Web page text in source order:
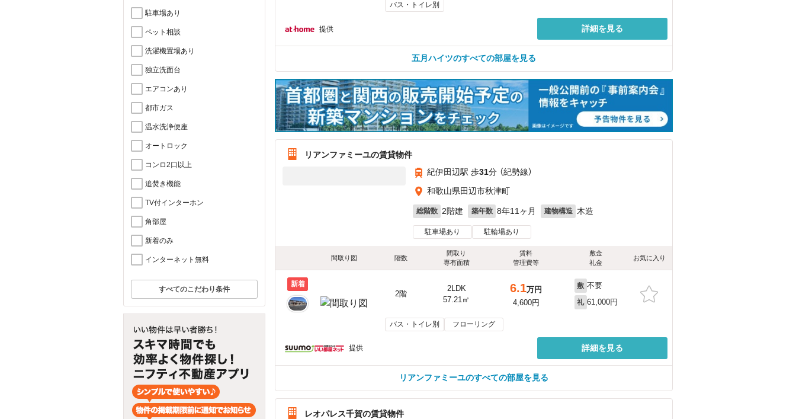
駐車場あり
ペット相談
洗濯機置場あり
独立洗面台
エアコンあり
都市ガス
温水洗浄便座
オートロック
コンロ2口以上
追焚き機能
TV付インターホン
角部屋
新着のみ
インターネット無料
すべてのこだわり条件
バス・トイレ別
提供 詳細を見る
五月ハイツのすべての部屋を見る
リアンファミーユの賃貸物件
紀伊田辺駅 歩31分 （紀勢線）
和歌山県田辺市秋津町
総階数 2階建 築年数 8年11ヶ月 建物構造 木造
駐車場あり 駐輪場あり
間取り図 階数
間取り
専有面積
賃料
管理費等
敷金
礼金
お気に入り
新着
2階
2LDK
57.21㎡
6.1万円
4,600円
敷 不要
礼 61,000円
バス・トイレ別 フローリング
提供 詳細を見る
リアンファミーユのすべての部屋を見る
レオパレス千賀の賃貸物件